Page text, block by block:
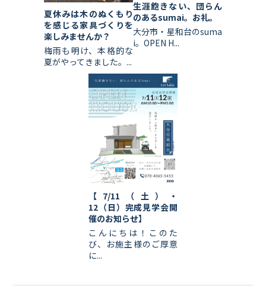
夏休みは木のぬくもり
を感じる家具づくりを
楽しみませんか？
梅雨も明け、本格的な
夏がやってきました。...
生涯飽きない、団らん
のあるsumai。お礼。
大分市・星和台のsuma
i。OPEN H...
【7/11（土）・
12（日）完成見学会開
催のお知らせ】
こんにちは！このた
び、お施主様のご厚意
に...